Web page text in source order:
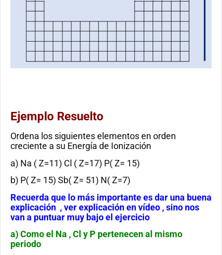
Ejemplo Resuelto
Ordena los siguientes elementos en orden
creciente a su Energía de Ionización
a) Na ( Z=11) Cl ( Z=17) P( Z= 15)
b) P( Z= 15) Sb( Z= 51) N( Z=7)
Recuerda que lo más importante es dar una buena
explicación , ver explicación en vídeo , sino nos
van a puntuar muy bajo el ejercicio
a) Como el Na , Cl y P pertenecen al mismo
periodo